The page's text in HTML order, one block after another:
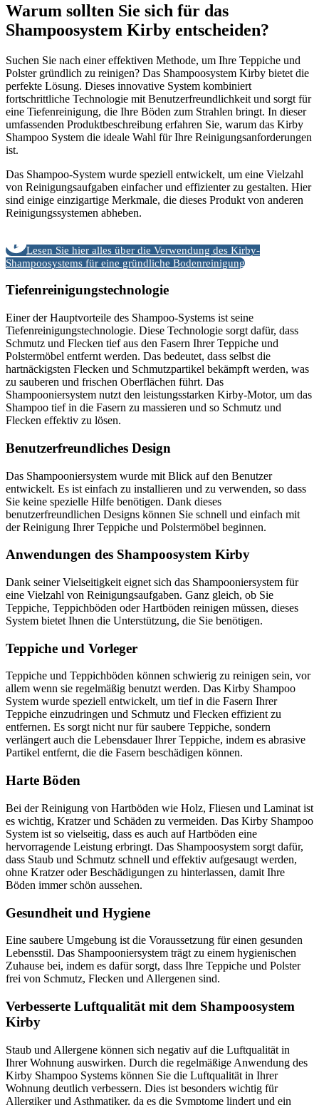
Warum sollten Sie sich für das
Shampoosystem Kirby entscheiden?
Suchen Sie nach einer effektiven Methode, um Ihre Teppiche und
Polster gründlich zu reinigen? Das Shampoosystem Kirby bietet die
perfekte Lösung. Dieses innovative System kombiniert
fortschrittliche Technologie mit Benutzerfreundlichkeit und sorgt für
eine Tiefenreinigung, die Ihre Böden zum Strahlen bringt. In dieser
umfassenden Produktbeschreibung erfahren Sie, warum das Kirby
Shampoo System die ideale Wahl für Ihre Reinigungsanforderungen
ist.
Das Shampoo-System wurde speziell entwickelt, um eine Vielzahl
von Reinigungsaufgaben einfacher und effizienter zu gestalten. Hier
sind einige einzigartige Merkmale, die dieses Produkt von anderen
Reinigungssystemen abheben.
Lesen Sie hier alles über die Verwendung des Kirby-
Shampoosystems für eine gründliche Bodenreinigung
Tiefenreinigungstechnologie
Einer der Hauptvorteile des Shampoo-Systems ist seine
Tiefenreinigungstechnologie. Diese Technologie sorgt dafür, dass
Schmutz und Flecken tief aus den Fasern Ihrer Teppiche und
Polstermöbel entfernt werden. Das bedeutet, dass selbst die
hartnäckigsten Flecken und Schmutzpartikel bekämpft werden, was
zu sauberen und frischen Oberflächen führt. Das
Shampooniersystem nutzt den leistungsstarken Kirby-Motor, um das
Shampoo tief in die Fasern zu massieren und so Schmutz und
Flecken effektiv zu lösen.
Benutzerfreundliches Design
Das Shampooniersystem wurde mit Blick auf den Benutzer
entwickelt. Es ist einfach zu installieren und zu verwenden, so dass
Sie keine spezielle Hilfe benötigen. Dank dieses
benutzerfreundlichen Designs können Sie schnell und einfach mit
der Reinigung Ihrer Teppiche und Polstermöbel beginnen.
Anwendungen des Shampoosystem Kirby
Dank seiner Vielseitigkeit eignet sich das Shampooniersystem für
eine Vielzahl von Reinigungsaufgaben. Ganz gleich, ob Sie
Teppiche, Teppichböden oder Hartböden reinigen müssen, dieses
System bietet Ihnen die Unterstützung, die Sie benötigen.
Teppiche und Vorleger
Teppiche und Teppichböden können schwierig zu reinigen sein, vor
allem wenn sie regelmäßig benutzt werden. Das Kirby Shampoo
System wurde speziell entwickelt, um tief in die Fasern Ihrer
Teppiche einzudringen und Schmutz und Flecken effizient zu
entfernen. Es sorgt nicht nur für saubere Teppiche, sondern
verlängert auch die Lebensdauer Ihrer Teppiche, indem es abrasive
Partikel entfernt, die die Fasern beschädigen können.
Harte Böden
Bei der Reinigung von Hartböden wie Holz, Fliesen und Laminat ist
es wichtig, Kratzer und Schäden zu vermeiden. Das Kirby Shampoo
System ist so vielseitig, dass es auch auf Hartböden eine
hervorragende Leistung erbringt. Das Shampoosystem sorgt dafür,
dass Staub und Schmutz schnell und effektiv aufgesaugt werden,
ohne Kratzer oder Beschädigungen zu hinterlassen, damit Ihre
Böden immer schön aussehen.
Gesundheit und Hygiene
Eine saubere Umgebung ist die Voraussetzung für einen gesunden
Lebensstil. Das Shampooniersystem trägt zu einem hygienischen
Zuhause bei, indem es dafür sorgt, dass Ihre Teppiche und Polster
frei von Schmutz, Flecken und Allergenen sind.
Verbesserte Luftqualität mit dem Shampoosystem
Kirby
Staub und Allergene können sich negativ auf die Luftqualität in
Ihrer Wohnung auswirken. Durch die regelmäßige Anwendung des
Kirby Shampoo Systems können Sie die Luftqualität in Ihrer
Wohnung deutlich verbessern. Dies ist besonders wichtig für
Allergiker und Asthmatiker, da es die Symptome lindert und ein